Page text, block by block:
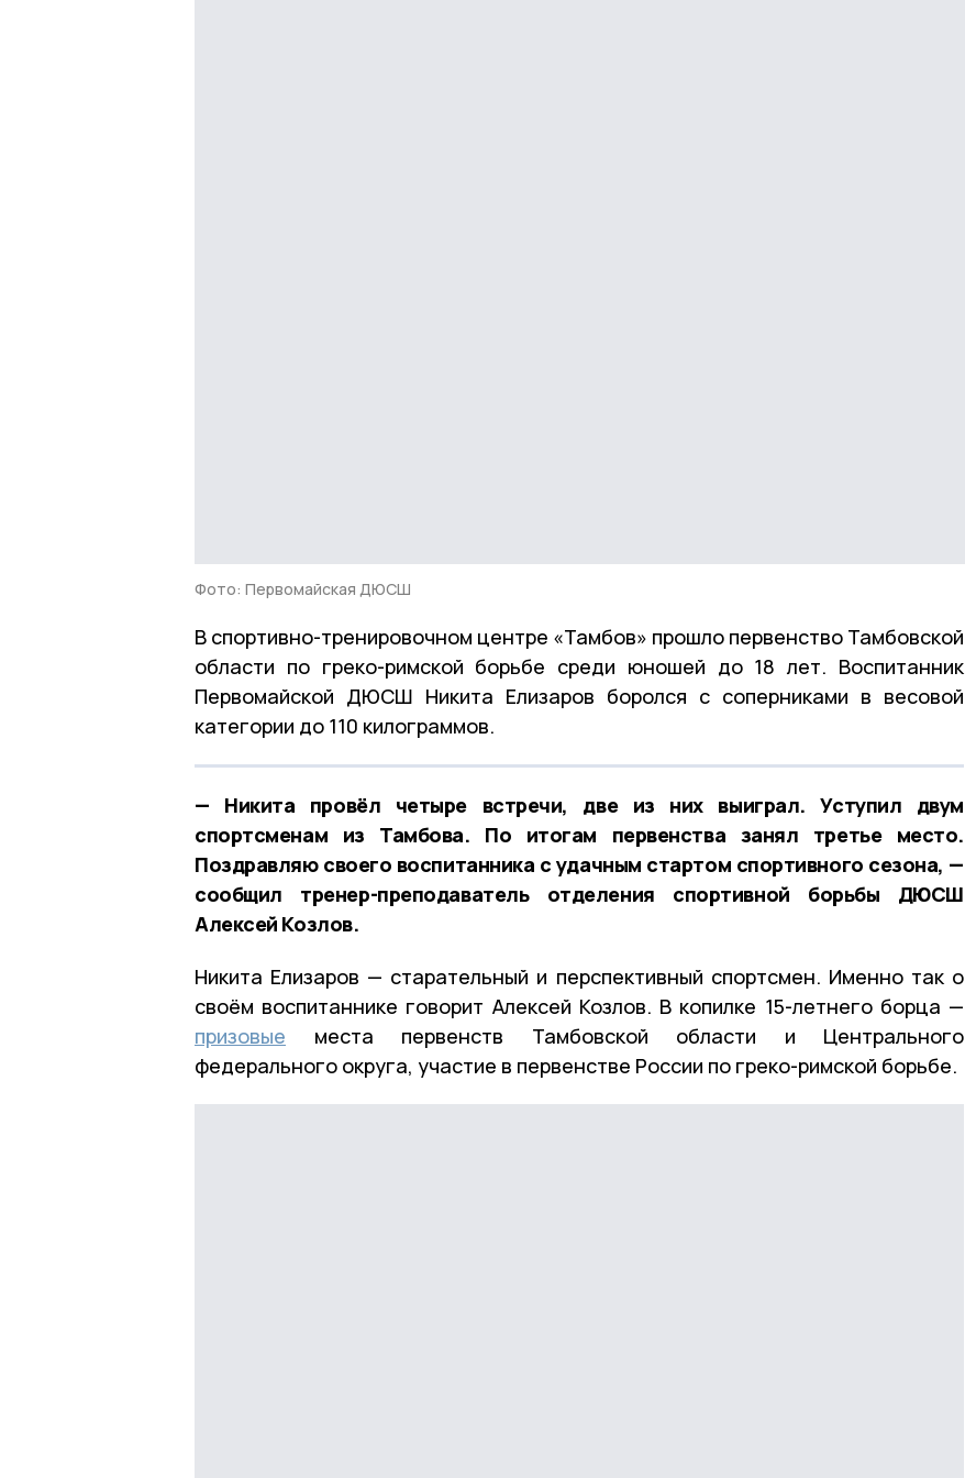
Фото: Первомайская ДЮСШ
В спортивно-тренировочном центре «Тамбов» прошло первенство Тамбовской
области по греко-римской борьбе среди юношей до 18 лет. Воспитанник
Первомайской ДЮСШ Никита Елизаров боролся с соперниками в весовой
категории до 110 килограммов.
— Никита провёл четыре встречи, две из них выиграл. Уступил двум
спортсменам из Тамбова. По итогам первенства занял третье место.
Поздравляю своего воспитанника с удачным стартом спортивного сезона, —
сообщил тренер-преподаватель отделения спортивной борьбы ДЮСШ
Алексей Козлов.
Никита Елизаров — старательный и перспективный спортсмен. Именно так о
своём воспитаннике говорит Алексей Козлов. В копилке 15-летнего борца —
призовые места первенств Тамбовской области и Центрального
федерального округа, участие в первенстве России по греко-римской борьбе.